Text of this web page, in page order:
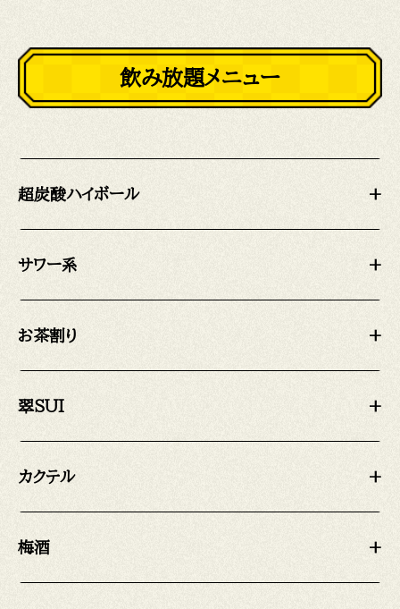
飲み放題メニュー
超炭酸ハイボール +
サワー系 +
お茶割り +
翠SUI +
カクテル +
梅酒 +